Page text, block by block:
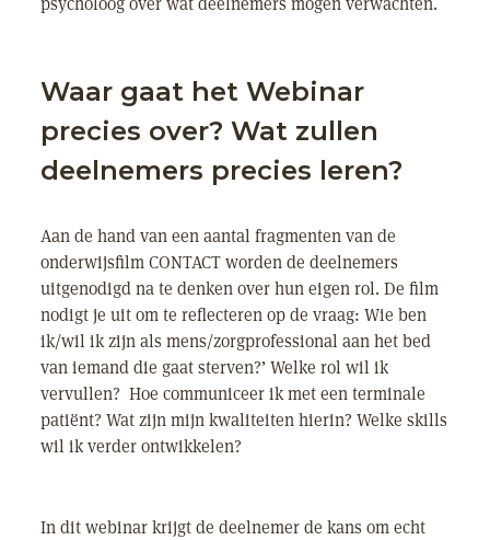
Waar gaat het Webinar
precies over? Wat zullen
deelnemers precies leren?
Aan de hand van een aantal fragmenten van de
onderwijsfilm CONTACT worden de deelnemers
uitgenodigd na te denken over hun eigen rol. De film
nodigt je uit om te reflecteren op de vraag: Wie ben
ik/wil ik zijn als mens/zorgprofessional aan het bed
van iemand die gaat sterven?’ Welke rol wil ik
vervullen? Hoe communiceer ik met een terminale
patiënt? Wat zijn mijn kwaliteiten hierin? Welke skills
wil ik verder ontwikkelen?
In dit webinar krijgt de deelnemer de kans om echt